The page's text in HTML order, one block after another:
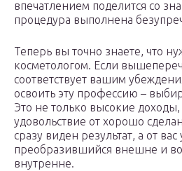
впечатлением поделится со
процедура выполнена
Теперь вы точно знаете, что
косметологом. Если
соответствует вашим
освоить эту профессию –
Это не только высокие
удовольствие от хорошо
сразу виден результат, а от
преобразившийся внешне и
внутренне.